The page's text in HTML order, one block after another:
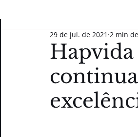
29 de jul. de 2021 2 min